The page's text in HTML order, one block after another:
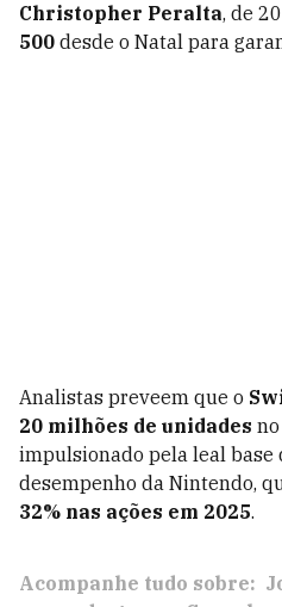
Christopher Peralta, de
500 desde o Natal para
Analistas preveem que o
20 milhões de unidades
impulsionado pela leal base
desempenho da Nintendo,
32% nas ações em 2025.
Acompanhe tudo sobre: